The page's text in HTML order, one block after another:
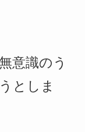
意識のう
としま